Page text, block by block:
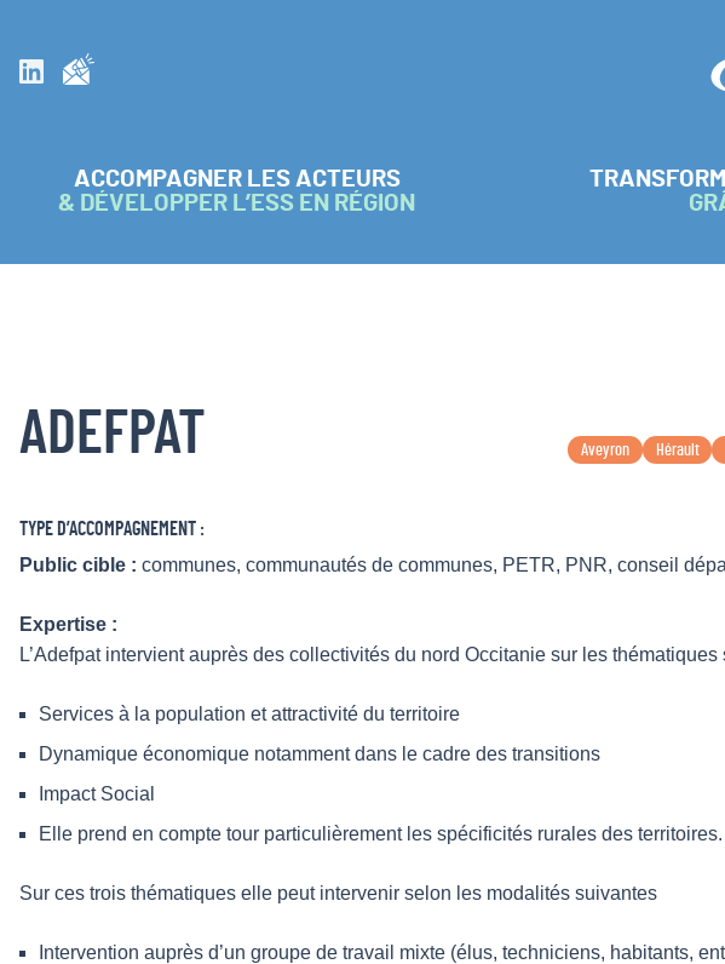
Suivez nous sur Linkedin
ACCOMPAGNER LES ACTEURS
& DÉVELOPPER L’ESS EN RÉGION
ADEFPAT Aveyron Hérault
TYPE D’ACCOMPAGNEMENT :
Public cible : communes, communautés de communes, PETR, PNR, conseil
Expertise :
L’Adefpat intervient auprès des collectivités du nord Occitanie sur les thématiques
Services à la population et attractivité du territoire
Dynamique économique notamment dans le cadre des transitions
Impact Social
Elle prend en compte tour particulièrement les spécificités rurales des territoires.
Sur ces trois thématiques elle peut intervenir selon les modalités suivantes
Intervention auprès d’un groupe de travail mixte (élus, techniciens, habitants,